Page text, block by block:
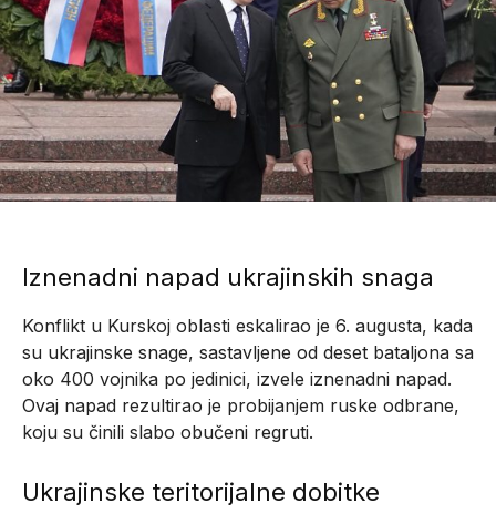
Iznenadni napad ukrajinskih snaga
Konflikt u Kurskoj oblasti eskalirao je 6. augusta, kada
su ukrajinske snage, sastavljene od deset bataljona sa
oko 400 vojnika po jedinici, izvele iznenadni napad.
Ovaj napad rezultirao je probijanjem ruske odbrane,
koju su činili slabo obučeni regruti.
Ukrajinske teritorijalne dobitke